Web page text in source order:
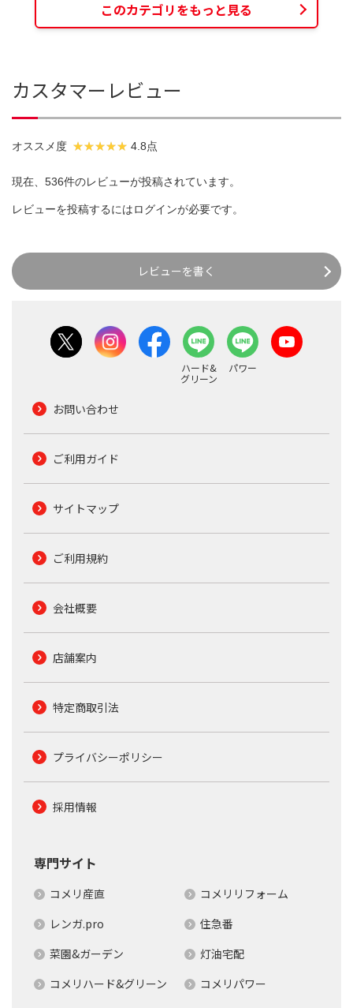
このカテゴリをもっと見る
カスタマーレビュー
オススメ度 4.8点
現在、536件のレビューが投稿されています。
レビューを投稿するにはログインが必要です。
レビューを書く
ハード&
グリーン
パワー
お問い合わせ
ご利用ガイド
サイトマップ
ご利用規約
会社概要
店舗案内
特定商取引法
プライバシーポリシー
採用情報
専門サイト
コメリ産直
コメリリフォーム
レンガ.pro
住急番
菜園&ガーデン
灯油宅配
コメリハード&グリーン
コメリパワー